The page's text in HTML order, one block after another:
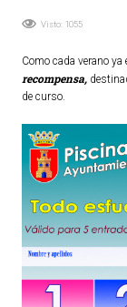
Servicios
Accesibilidad
SERVICIOS
Salud
Educación
Centros
Medio
Transportes
Visto: 1055
Como cada verano
recompensa,
de curso.